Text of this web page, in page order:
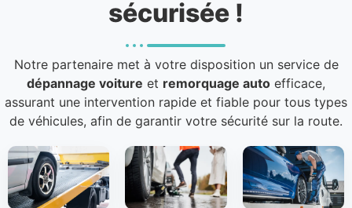
sécurisée !
Notre partenaire met à votre disposition un service de
dépannage voiture et remorquage auto efficace,
assurant une intervention rapide et fiable pour tous types
de véhicules, afin de garantir votre sécurité sur la route.